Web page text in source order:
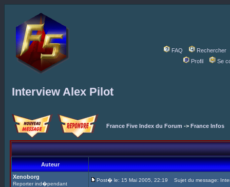
FAQ
Rechercher
Profil
Se
Interview Alex Pilot
France Five Index du Forum -> France Infos
Auteur
Xenoborg
Reporter ind�pendant
Post� le: 15 Mai 2005, 22:19 Sujet du message: